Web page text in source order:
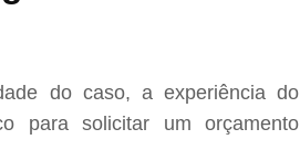
do caso, a experiência do
para solicitar um orçamento